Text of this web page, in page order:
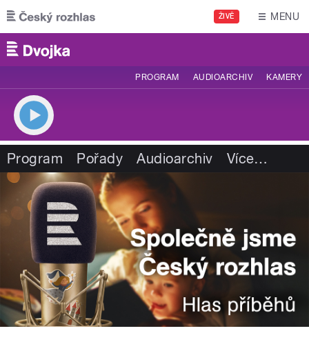
Přejít k hlavnímu obsahu
ŽIVĚ MENU
PROGRAM AUDIOARCHIV KAMERY
Program Pořady Audioarchiv Více…